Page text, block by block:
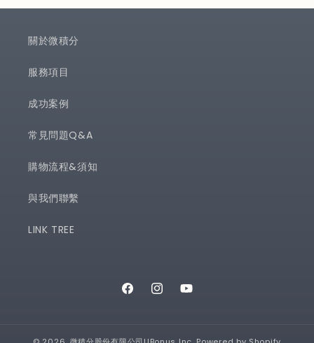
關於微積分
服務項目
成功案例
常見問題Q&A
購物流程&須知
與我們聯繫
LINK TREE
FacebookInstagramYouTube